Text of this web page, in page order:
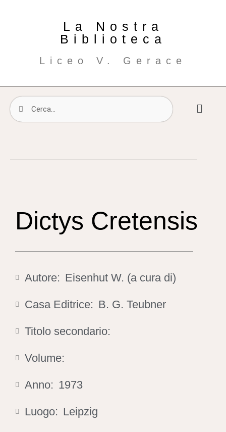
La Nostra
Biblioteca
Liceo V. Gerace
Dictys Cretensis
Autore: Eisenhut W. (a cura di)
Casa Editrice: B. G. Teubner
Titolo secondario:
Volume:
Anno: 1973
Luogo: Leipzig